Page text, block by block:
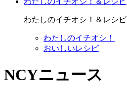
わたしのイチオシ！＆レシピ
わたしのイチオシ！
おいしいレシピ
NCYニュース